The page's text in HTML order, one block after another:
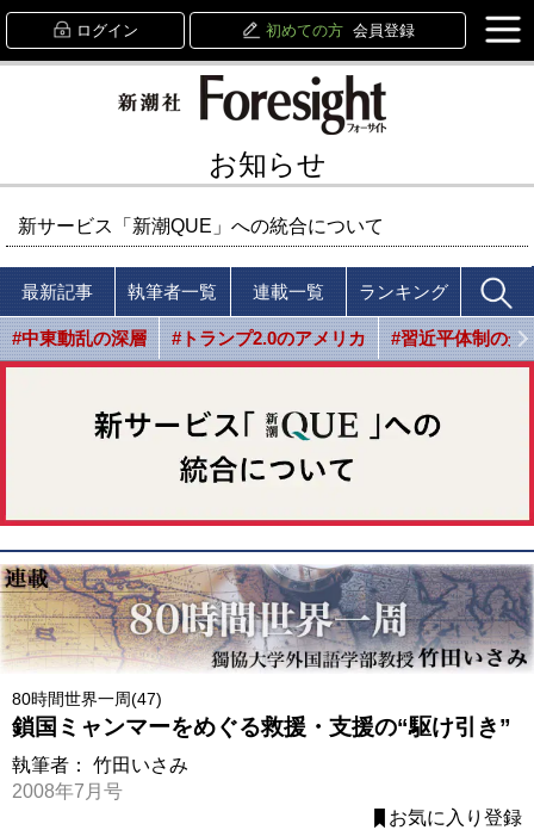
ログイン 初めての方 会員登録
お知らせ
新サービス「新潮QUE」への統合について
最新記事 執筆者一覧 連載一覧 ランキング
#中東動乱の深層 #トランプ2.0のアメリカ #習近平体制の光
80時間世界一周(47)
鎖国ミャンマーをめぐる救援・支援の“駆け引き”
執筆者： 竹田いさみ
2008年7月号
お気に入り登録